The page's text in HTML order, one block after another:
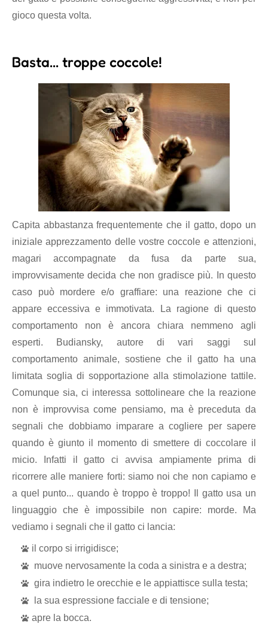
gioco questa volta.
Basta... troppe coccole!
Capita abbastanza frequentemente che il gatto, dopo un
iniziale apprezzamento delle vostre coccole e attenzioni,
magari accompagnate da fusa da parte sua,
improvvisamente decida che non gradisce più. In questo
caso può mordere e/o graffiare: una reazione che ci
appare eccessiva e immotivata. La ragione di questo
comportamento non è ancora chiara nemmeno agli
esperti. Budiansky, autore di vari saggi sul
comportamento animale, sostiene che il gatto ha una
limitata soglia di sopportazione alla stimolazione tattile.
Comunque sia, ci interessa sottolineare che la reazione
non è improvvisa come pensiamo, ma è preceduta da
segnali che dobbiamo imparare a cogliere per sapere
quando è giunto il momento di smettere di coccolare il
micio. Infatti il gatto ci avvisa ampiamente prima di
ricorrere alle maniere forti: siamo noi che non capiamo e
a quel punto... quando è troppo è troppo! Il gatto usa un
linguaggio che è impossibile non capire: morde. Ma
vediamo i segnali che il gatto ci lancia:
il corpo si irrigidisce;
muove nervosamente la coda a sinistra e a destra;
gira indietro le orecchie e le appiattisce sulla testa;
la sua espressione facciale e di tensione;
apre la bocca.